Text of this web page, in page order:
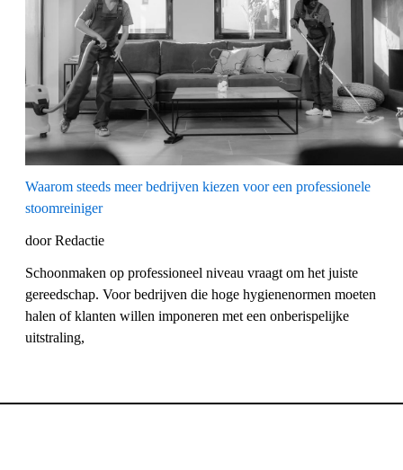
Waarom steeds meer bedrijven kiezen voor een professionele
stoomreiniger
door Redactie
Schoonmaken op professioneel niveau vraagt om het juiste
gereedschap. Voor bedrijven die hoge hygienenormen moeten
halen of klanten willen imponeren met een onberispelijke
uitstraling,